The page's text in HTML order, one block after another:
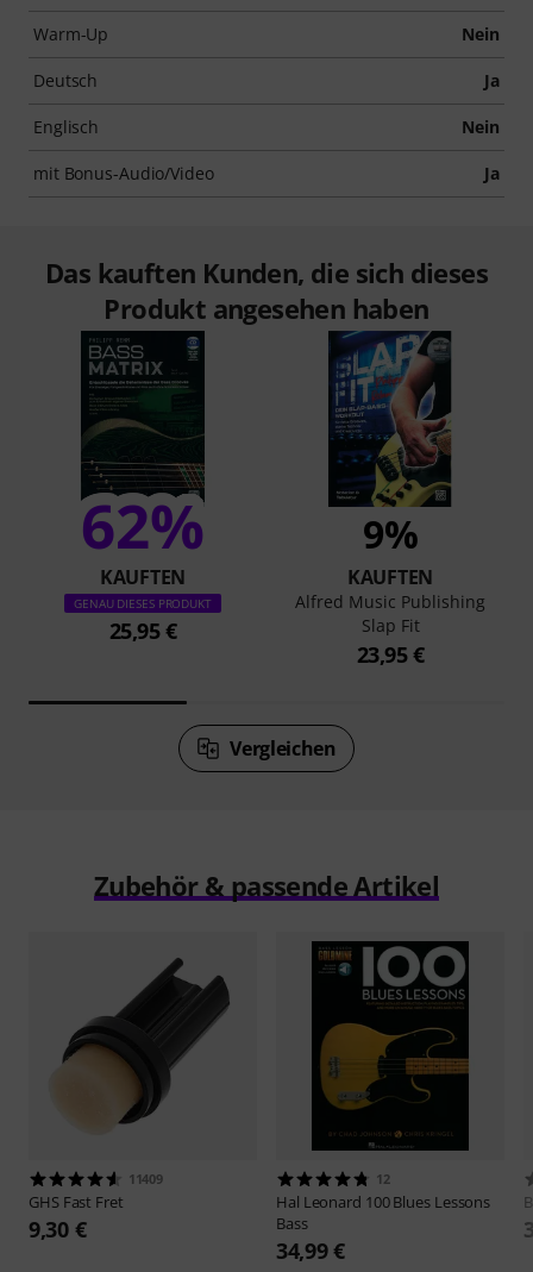
Warm-Up Nein
Deutsch Ja
Englisch Nein
mit Bonus-Audio/Video Ja
Das kauften Kunden, die sich dieses
Produkt angesehen haben
62%
KAUFTEN
GENAU DIESES PRODUKT
25,95 €
9%
KAUFTEN
Alfred Music Publishing
Slap Fit
23,95 €
Vergleichen
Zubehör & passende Artikel
11409
GHS Fast Fret
9,30 €
12
Hal Leonard 100 Blues Lessons
Bass
34,99 €